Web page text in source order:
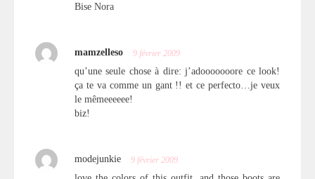
Bise Nora
mamzelleso 9 février 2009
qu’une seule chose à dire: j’adooooooore ce look!
ça te va comme un gant !! et ce perfecto…je veux
le mêmeeeeee!
biz!
modejunkie 9 février 2009